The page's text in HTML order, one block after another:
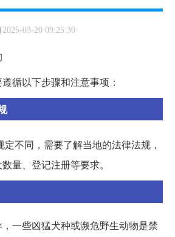
2025-03-20 09:25:30
循以下步骤和注意事项：
定不同，需要了解当地的法律法规，
量、登记注册等要求。
一些凶猛犬种或濒危野生动物是禁